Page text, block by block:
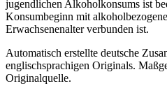
jugendlichen Alkoholkonsums ist
Konsumbeginn mit
Erwachsenenalter verbunden ist.
Automatisch erstellte deutsche
englischsprachigen Originals.
Originalquelle.